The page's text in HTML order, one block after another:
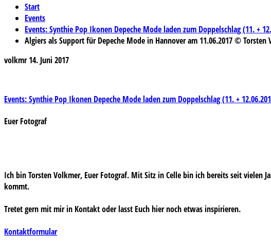
Start
Events
Events: Synthie Pop Ikonen Depeche Mode laden zum Doppelschlag (11. +
Algiers als Support für Depeche Mode in Hannover am 11.06.2017 ©
volkmr 14. Juni 2017
Beitragsnavigation
Events: Synthie Pop Ikonen Depeche Mode laden zum Doppelschlag (11. +
Euer Fotograf
Ich bin Torsten Volkmer, Euer Fotograf. Mit Sitz in Celle bin ich bereits seit
kommt.
Tretet gern mit mir in Kontakt oder lasst Euch hier noch etwas inspirieren.
Kontaktformular